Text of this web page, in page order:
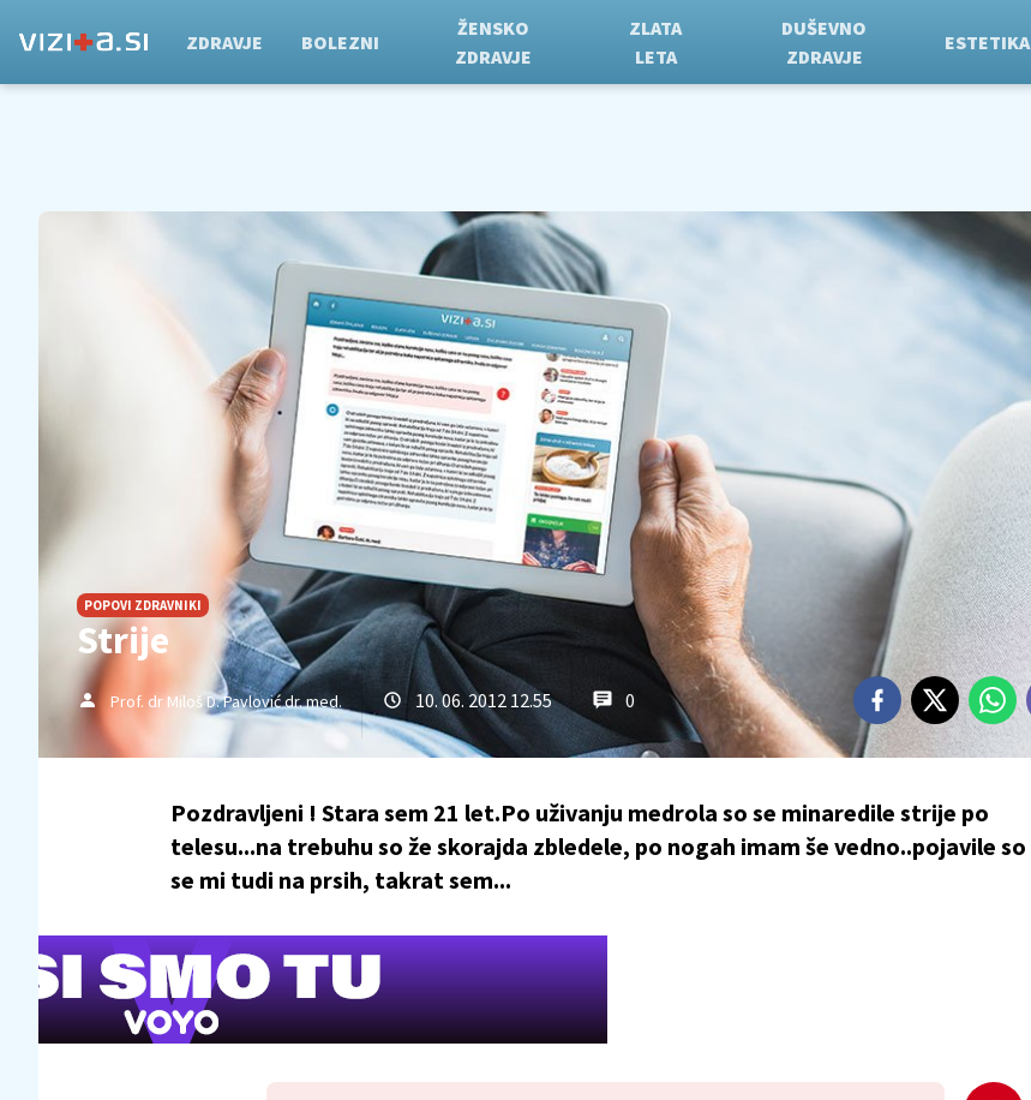
ZDRAVJE BOLEZNI
ŽENSKO
ZDRAVJE
ZLATA
LETA
DUŠEVNO
ZDRAVJE
ESTETIKA
POPOVI ZDRAVNIKI
Strije
Prof. dr Miloš D. Pavlović dr. med. 10. 06. 2012 12.55 0
Pozdravljeni ! Stara sem 21 let.Po uživanju medrola so se minaredile strije po
telesu...na trebuhu so že skorajda zbledele, po nogah imam še vedno..pojavile so
se mi tudi na prsih, takrat sem...